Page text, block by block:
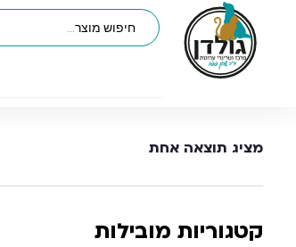
מציג תוצאה אחת
קטגוריות מובילות